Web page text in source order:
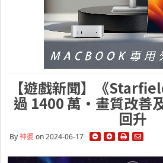
【遊戲新聞】《
過 1400 萬・畫質改善
回升
By神婆on 2024-06-17